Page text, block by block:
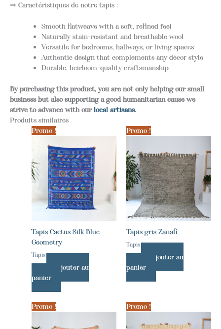
⇒ Caractéristiques de notre tapis :
Smooth flatweave with a soft, refined feel
Naturally stain-resistant and breathable wool
Versatile for bedrooms, hallways, or living spaces
Authentic design that complements any décor style
Durable, heirloom-quality craftsmanship
By purchasing this product, you are not only helping our small
business but also supporting a good humanitarian cause we
strive to advance with ourlocal artisans.
Produits similaires
Promo !
Tapis Cactus Silk Blue
Geometry
Tapis
Ajouter au
panier
Promo !
Tapis gris Zanafi
Tapis
Ajouter au
panier
Promo ! Promo !